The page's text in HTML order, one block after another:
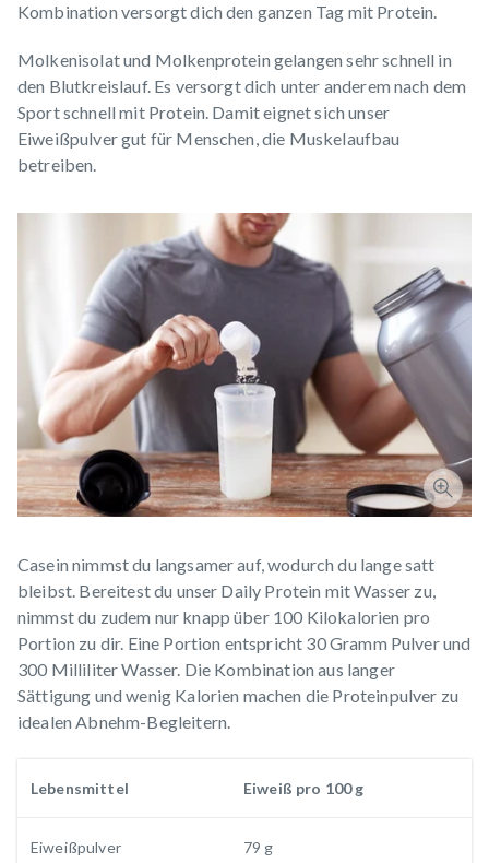
Kombination versorgt dich den ganzen Tag mit Protein.
Molkenisolat und Molkenprotein gelangen sehr schnell in
den Blutkreislauf. Es versorgt dich unter anderem nach dem
Sport schnell mit Protein. Damit eignet sich unser
Eiweißpulver gut für Menschen, die Muskelaufbau
betreiben.
Casein nimmst du langsamer auf, wodurch du lange satt
bleibst. Bereitest du unser Daily Protein mit Wasser zu,
nimmst du zudem nur knapp über 100 Kilokalorien pro
Portion zu dir. Eine Portion entspricht 30 Gramm Pulver und
300 Milliliter Wasser. Die Kombination aus langer
Sättigung und wenig Kalorien machen die Proteinpulver zu
idealen Abnehm-Begleitern.
Lebensmittel Eiweiß pro 100 g
Eiweißpulver 79 g